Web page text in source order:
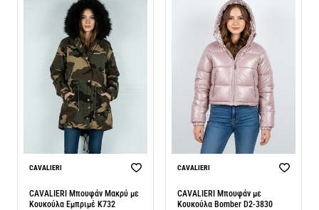
CAVALIERI
CAVALIERI Μπουφάν Μακρύ με
Κουκούλα Εμπριμέ K732
CAVALIERI
CAVALIERI Μπουφάν με
Κουκούλα Bomber D2-3830